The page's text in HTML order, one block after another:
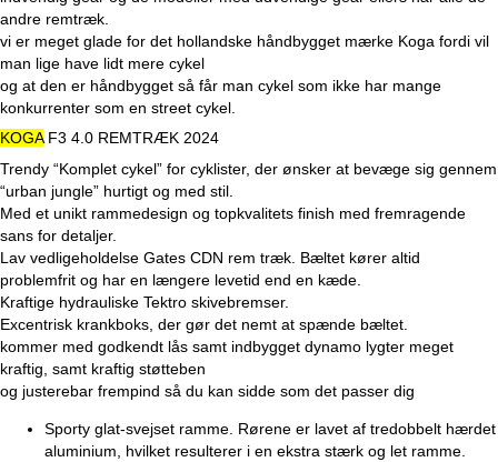
andre remtræk.
vi er meget glade for det hollandske håndbygget mærke Koga fordi vil
man lige have lidt mere cykel
og at den er håndbygget så får man cykel som ikke har mange
konkurrenter som en street cykel.
KOGAF3 4.0 REMTRÆK 2024
Trendy “Komplet cykel” for cyklister, der ønsker at bevæge sig gennem
“urban jungle” hurtigt og med stil.
Med et unikt rammedesign og topkvalitets finish med fremragende
sans for detaljer.
Lav vedligeholdelse Gates CDN rem træk. Bæltet kører altid
problemfrit og har en længere levetid end en kæde.
Kraftige hydrauliske Tektro skivebremser.
Excentrisk krankboks, der gør det nemt at spænde bæltet.
kommer med godkendt lås samt indbygget dynamo lygter meget
kraftig, samt kraftig støtteben
og justerebar frempind så du kan sidde som det passer dig
Sporty glat-svejset ramme. Rørene er lavet af tredobbelt hærdet
aluminium, hvilket resulterer i en ekstra stærk og let ramme.